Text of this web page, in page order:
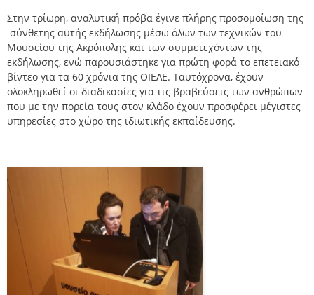
Στην τρίωρη, αναλυτική πρόβα έγινε πλήρης προσομοίωση της
σύνθετης αυτής εκδήλωσης μέσω όλων των τεχνικών του
Μουσείου της Ακρόπολης και των συμμετεχόντων της
εκδήλωσης, ενώ παρουσιάστηκε για πρώτη φορά το επετειακό
βίντεο για τα 60 χρόνια της ΟΙΕΛΕ. Ταυτόχρονα, έχουν
ολοκληρωθεί οι διαδικασίες για τις βραβεύσεις των ανθρώπων
που με την πορεία τους στον κλάδο έχουν προσφέρει μέγιστες
υπηρεσίες στο χώρο της ιδιωτικής εκπαίδευσης.